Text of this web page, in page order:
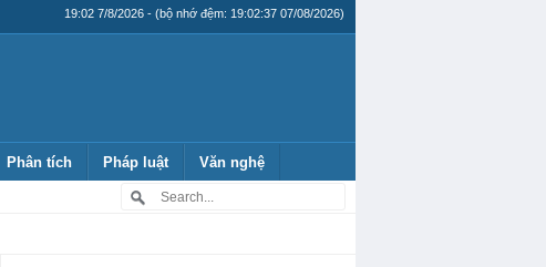
19:02 7/8/2026 - (bộ nhớ đệm: 19:02:37 07/08/2026)
Phân tích Pháp luật Văn nghệ